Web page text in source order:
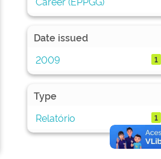
Date issued
2009
1
Type
Relatório
1